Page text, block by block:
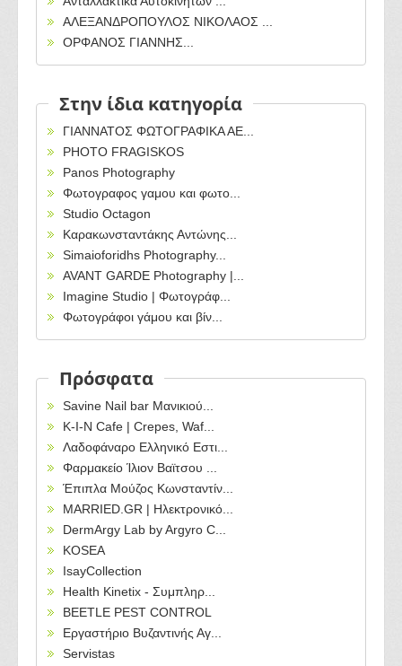
ΑΛΕΞΑΝΔΡΟΠΟΥΛΟΣ ΝΙΚΟΛΑΟΣ ...
ΟΡΦΑΝΟΣ ΓΙΑΝΝΗΣ...
Στην ίδια κατηγορία
ΓΙΑΝΝΑΤΟΣ ΦΩΤΟΓΡΑΦΙΚΑ ΑΕ...
PHOTO FRAGISKOS
Panos Photography
Φωτογραφος γαμου και φωτο...
Studio Octagon
Καρακωνσταντάκης Αντώνης...
Simaioforidhs Photography...
AVANT GARDE Photography |...
Imagine Studio | Φωτογράφ...
Φωτογράφοι γάμου και βίν...
Πρόσφατα
Savine Nail bar Μανικιού...
Κ-Ι-Ν Cafe | Crepes, Waf...
Λαδοφάναρο Ελληνικό Εστι...
Φαρμακείο Ίλιον Βαϊτσου ...
Έπιπλα Μούζος Κωνσταντίν...
MARRIED.GR | Ηλεκτρονικό...
DermArgy Lab by Argyro C...
KOSEA
IsayCollection
Health Kinetix - Συμπληρ...
BEETLE PEST CONTROL
Εργαστήριο Βυζαντινής Αγ...
Servistas